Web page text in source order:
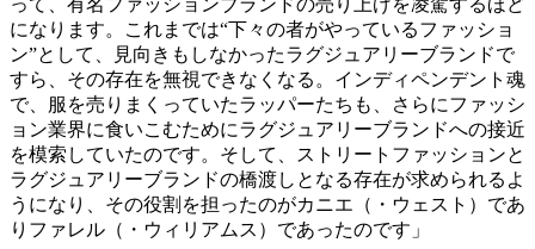
になります。これまでは“下々の者がやっているファッショ
ン”として、見向きもしなかったラグジュアリーブランドで
すら、その存在を無視できなくなる。インディペンデント魂
で、服を売りまくっていたラッパーたちも、さらにファッシ
ョン業界に食いこむためにラグジュアリーブランドへの接近
を模索していたのです。そして、ストリートファッションと
ラグジュアリーブランドの橋渡しとなる存在が求められるよ
うになり、その役割を担ったのがカニエ（・ウェスト）であ
りファレル（・ウィリアムス）であったのです」